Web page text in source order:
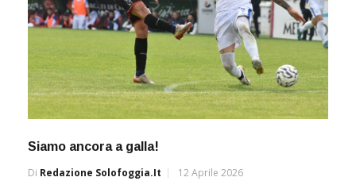
Siamo ancora a galla!
Di Redazione Solofoggia.it 12 Aprile 2026